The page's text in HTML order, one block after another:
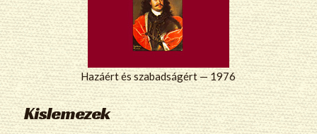
Hazáért és szabadságért — 1976
Kislemezek